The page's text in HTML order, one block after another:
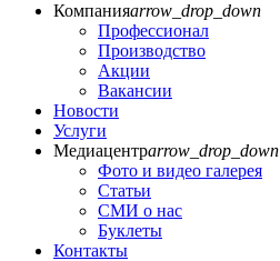
Компанияarrow_drop_down
Профессионал
Производство
Акции
Вакансии
Новости
Услуги
Медиацентрarrow_drop_down
Фото и видео галерея
Статьи
СМИ о нас
Буклеты
Контакты